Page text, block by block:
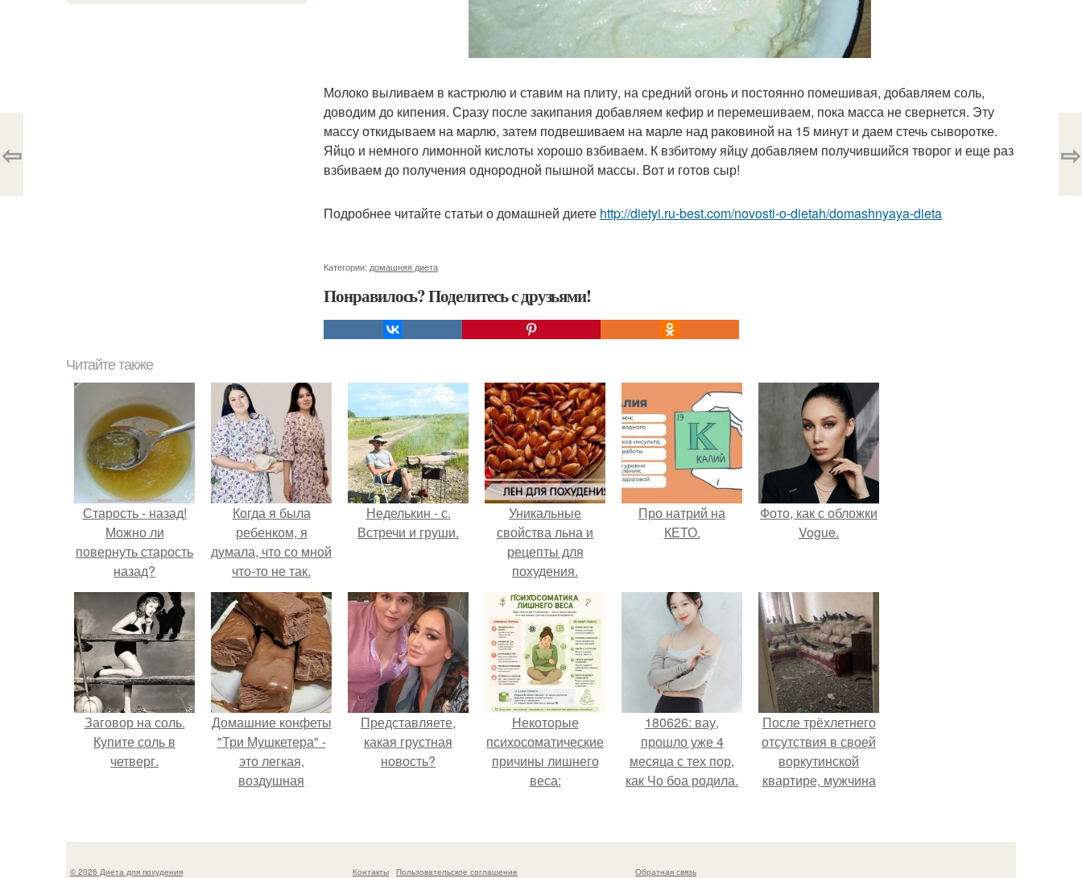
Молоко выливаем в кастрюлю и ставим на плиту, на средний огонь и постоянно помешивая, добавляем соль,
доводим до кипения. Сразу после закипания добавляем кефир и перемешиваем, пока масса не свернется. Эту
массу откидываем на марлю, затем подвешиваем на марле над раковиной на 15 минут и даем стечь сыворотке.
Яйцо и немного лимонной кислоты хорошо взбиваем. К взбитому яйцу добавляем получившийся творог и еще раз
взбиваем до получения однородной пышной массы. Вот и готов сыр!
Подробнее читайте статьи о домашней диете http://dietyi.ru-best.com/novosti-o-dietah/domashnyaya-dieta
Категории: домашняя диета
Понравилось? Поделитесь с друзьями!
⇦ ⇨
Читайте также
Старость - назад!
Можно ли
повернуть старость
назад?
Когда я была
ребенком, я
думала, что со мной
что-то не так.
Неделькин - с.
Встречи и груши.
Уникальные
свойства льна и
рецепты для
похудения.
Про натрий на
КЕТО.
Фото, как с обложки
Vogue.
Заговор на соль.
Купите соль в
четверг.
Домашние конфеты
"Три Мушкетера" -
это легкая,
воздушная
молочным
Представляете,
какая грустная
новость?
Некоторые
психосоматические
причины лишнего
веса:
180626: вау,
прошло уже 4
месяца с тех пор,
как Чо боа родила.
После трёхлетнего
отсутствия в своей
воркутинской
квартире, мужчина
жилище стало
© 2026 Диета для похудения Контакты Пользовательское соглашение Обратная связь